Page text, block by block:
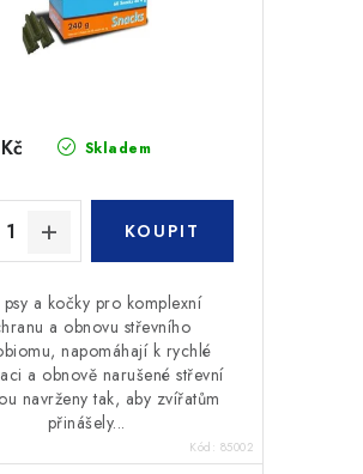
Skladem
a kočky pro komplexní
a obnovu střevního
napomáhají k rychlé
a obnově narušené střevní
navrženy tak, aby zvířatům
přinášely...
Kód: 85002